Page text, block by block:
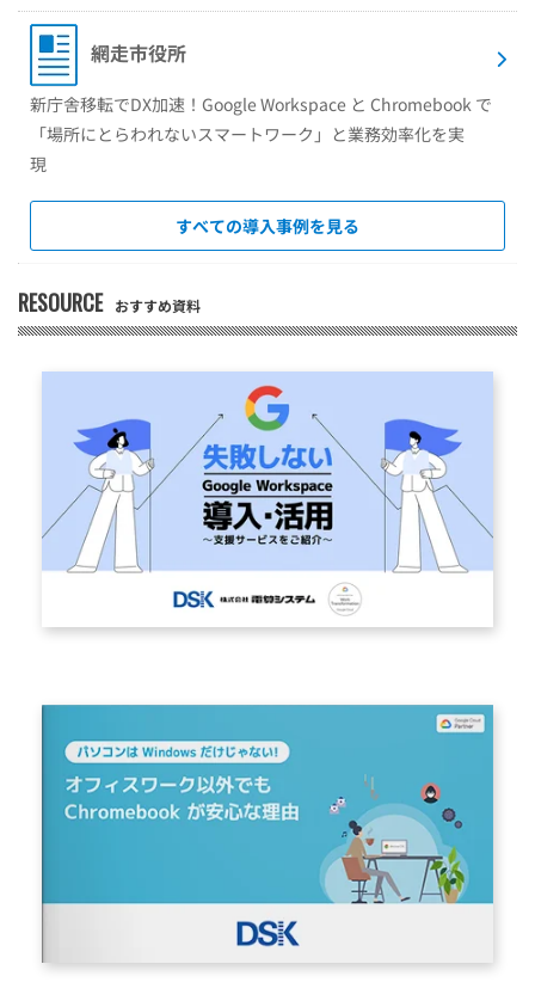
網走市役所
新庁舎移転でDX加速！Google Workspace と Chromebook で
「場所にとらわれないスマートワーク」と業務効率化を実
現
すべての導入事例を見る
RESOURCE おすすめ資料